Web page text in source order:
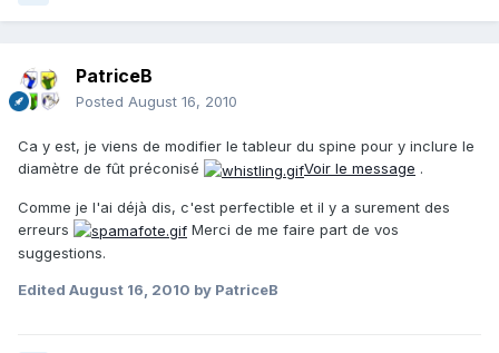
PatriceB
Posted August 16, 2010
Ca y est, je viens de modifier le tableur du spine pour y inclure le
diamètre de fût préconisé
Voir le message .
Comme je l'ai déjà dis, c'est perfectible et il y a surement des
erreurs
Merci de me faire part de vos
suggestions.
Edited August 16, 2010 by PatriceB